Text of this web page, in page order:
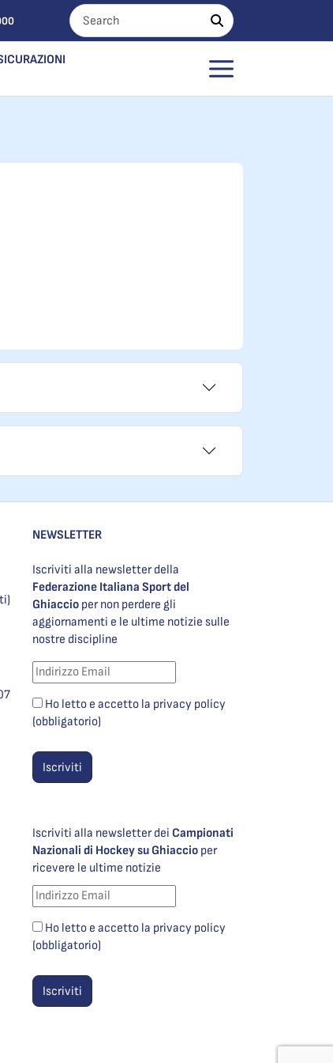
NEWSLETTER
Iscriviti alla newsletter della
Federazione Italiana Sport del
Ghiaccio per non perdere gli
aggiornamenti e le ultime notizie sulle
nostre discipline
Ho letto e accetto la privacy policy
(obbligatorio)
Iscriviti alla newsletter dei Campionati
Nazionali di Hockey su Ghiaccio per
ricevere le ultime notizie
Ho letto e accetto la privacy policy
(obbligatorio)